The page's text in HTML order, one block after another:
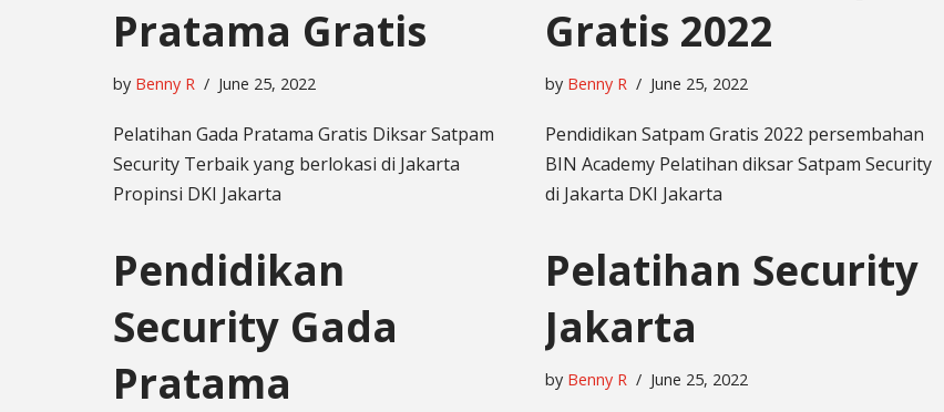
Pratama Gratis
by Benny R June 25, 2022
Pelatihan Gada Pratama Gratis Diksar Satpam
Security Terbaik yang berlokasi di Jakarta
Propinsi DKI Jakarta
Gratis 2022
by Benny R June 25, 2022
Pendidikan Satpam Gratis 2022 persembahan
BIN Academy Pelatihan diksar Satpam Security
di Jakarta DKI Jakarta
Pendidikan
Security Gada
Pratama
Pelatihan Security
Jakarta
by Benny R June 25, 2022